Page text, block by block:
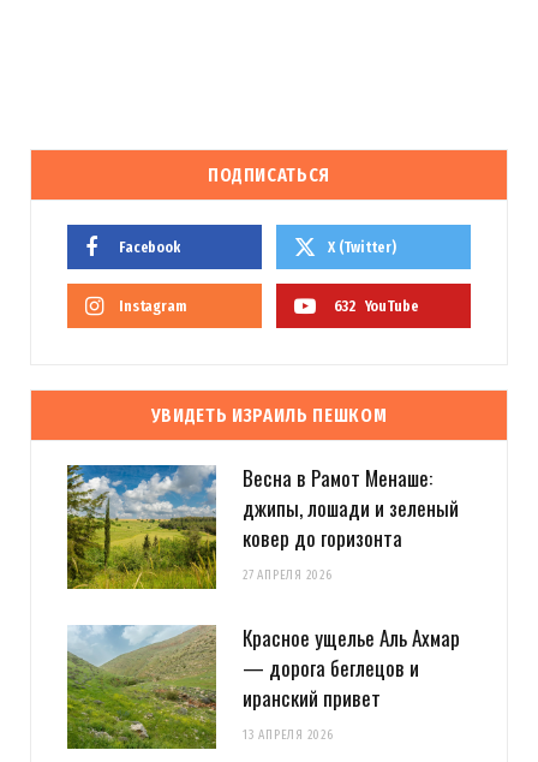
ПОДПИСАТЬСЯ
Facebook X (Twitter)
Instagram 632 YouTube
УВИДЕТЬ ИЗРАИЛЬ ПЕШКОМ
Весна в Рамот Менаше:
джипы, лошади и зеленый
ковер до горизонта
27 АПРЕЛЯ 2026
Красное ущелье Аль Ахмар
— дорога беглецов и
иранский привет
13 АПРЕЛЯ 2026